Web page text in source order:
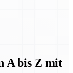
A bis Z mit